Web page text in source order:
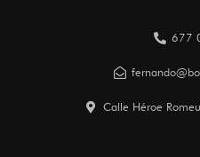
677
Calle Héroe